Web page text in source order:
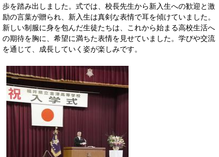
歩を踏み出しました。式では、校長先生から新入生への歓迎と激
励の言葉が贈られ、新入生は真剣な表情で耳を傾けていました。
新しい制服に身を包んだ生徒たちは、これから始まる高校生活へ
の期待を胸に、希望に満ちた表情を見せていました。学びや交流
を通じて、成長していく姿が楽しみです。